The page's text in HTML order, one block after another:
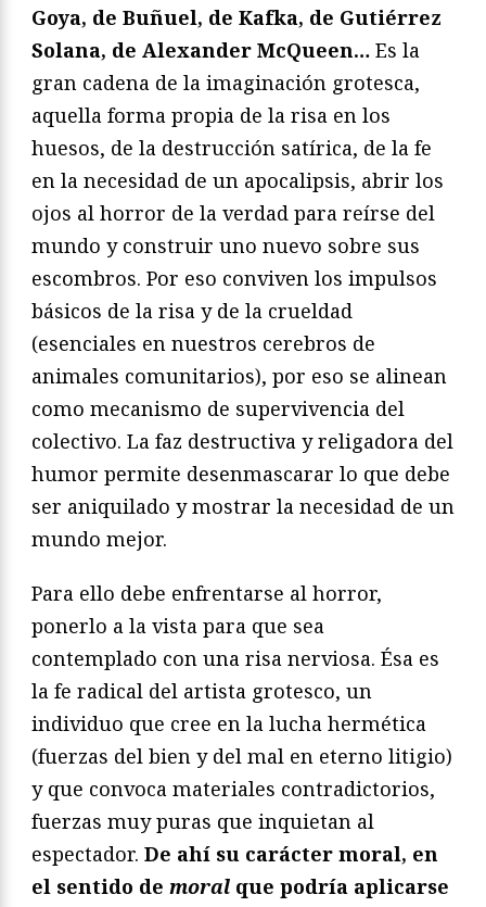
Goya, de Buñuel, de Kafka, de Gutiérrez
Solana, de Alexander McQueen… Es la
gran cadena de la imaginación grotesca,
aquella forma propia de la risa en los
huesos, de la destrucción satírica, de la fe
en la necesidad de un apocalipsis, abrir los
ojos al horror de la verdad para reírse del
mundo y construir uno nuevo sobre sus
escombros. Por eso conviven los impulsos
básicos de la risa y de la crueldad
(esenciales en nuestros cerebros de
animales comunitarios), por eso se alinean
como mecanismo de supervivencia del
colectivo. La faz destructiva y religadora del
humor permite desenmascarar lo que debe
ser aniquilado y mostrar la necesidad de un
mundo mejor.
Para ello debe enfrentarse al horror,
ponerlo a la vista para que sea
contemplado con una risa nerviosa. Ésa es
la fe radical del artista grotesco, un
individuo que cree en la lucha hermética
(fuerzas del bien y del mal en eterno litigio)
y que convoca materiales contradictorios,
fuerzas muy puras que inquietan al
espectador. De ahí su carácter moral, en
el sentido de moral que podría aplicarse